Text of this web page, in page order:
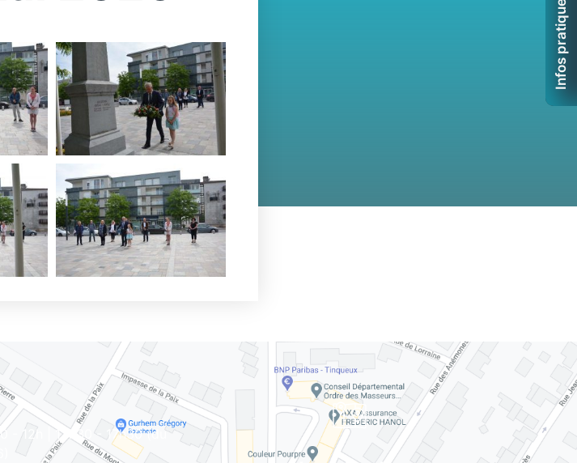
- 12h | 13h30 - 17h30 (du
Infos pratiques